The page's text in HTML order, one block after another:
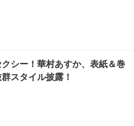
シー！華村あすか、表紙＆巻
スタイル披露！